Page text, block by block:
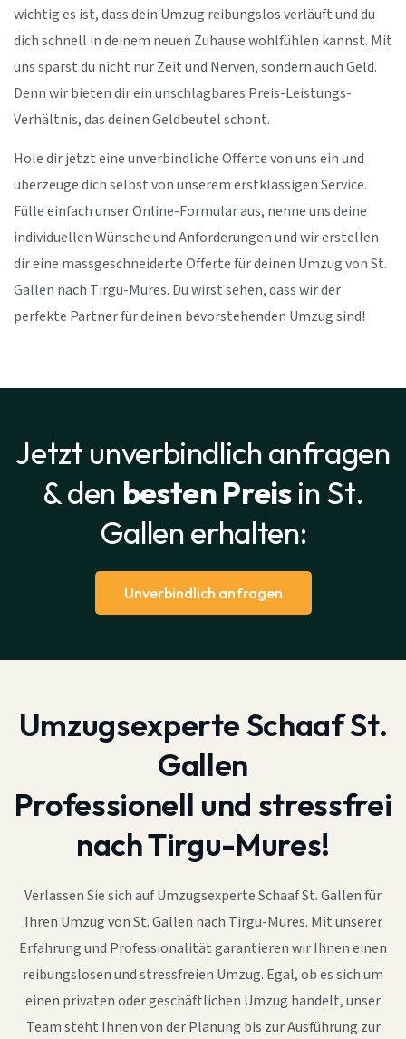
wichtig es ist, dass dein Umzug reibungslos verläuft und du
dich schnell in deinem neuen Zuhause wohlfühlen kannst. Mit
uns sparst du nicht nur Zeit und Nerven, sondern auch Geld.
Denn wir bieten dir ein unschlagbares Preis-Leistungs-
Verhältnis, das deinen Geldbeutel schont.
Hole dir jetzt eine unverbindliche Offerte von uns ein und
überzeuge dich selbst von unserem erstklassigen Service.
Fülle einfach unser Online-Formular aus, nenne uns deine
individuellen Wünsche und Anforderungen und wir erstellen
dir eine massgeschneiderte Offerte für deinen Umzug von St.
Gallen nach Tirgu-Mures. Du wirst sehen, dass wir der
perfekte Partner für deinen bevorstehenden Umzug sind!
Jetzt unverbindlich anfragen
& den besten Preisin St.
Gallen erhalten:
Unverbindlich anfragen
Umzugsexperte Schaaf St.
Gallen
Professionell und stressfrei
nach Tirgu-Mures!
Verlassen Sie sich auf Umzugsexperte Schaaf St. Gallen für
Ihren Umzug von St. Gallen nach Tirgu-Mures. Mit unserer
Erfahrung und Professionalität garantieren wir Ihnen einen
reibungslosen und stressfreien Umzug. Egal, ob es sich um
einen privaten oder geschäftlichen Umzug handelt, unser
Team steht Ihnen von der Planung bis zur Ausführung zur